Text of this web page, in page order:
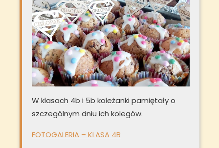
W klasach 4b i 5b koleżanki pamiętały o
szczególnym dniu ich kolegów.
FOTOGALERIA – KLASA 4B